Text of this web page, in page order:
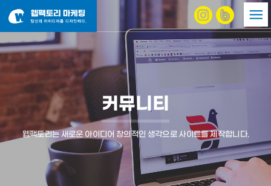
커뮤니티
웹팩토리는 새로운 아이디어 창의적인 생각으로 사이트를 제작합니다.